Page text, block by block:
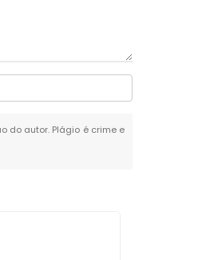
do autor. Plágio é crime e